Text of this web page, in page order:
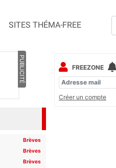
SITES THÉMA-FREE
PUBLICITÉ
Brèves
Brèves
Brèves
FREEZONE
Créer un compte